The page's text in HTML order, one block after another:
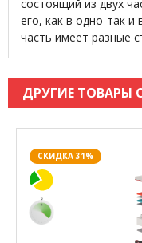
состоящий из двух
его, как в одно-так и
часть имеет разные
ДРУГИЕ ТОВАРЫ
СКИДКА 31%